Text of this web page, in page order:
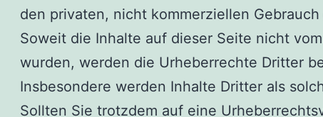
den privaten, nicht kommerziellen
Soweit die Inhalte auf dieser Seite nicht
wurden, werden die Urheberrechte Dritter
Insbesondere werden Inhalte Dritter als
Sollten Sie trotzdem auf eine